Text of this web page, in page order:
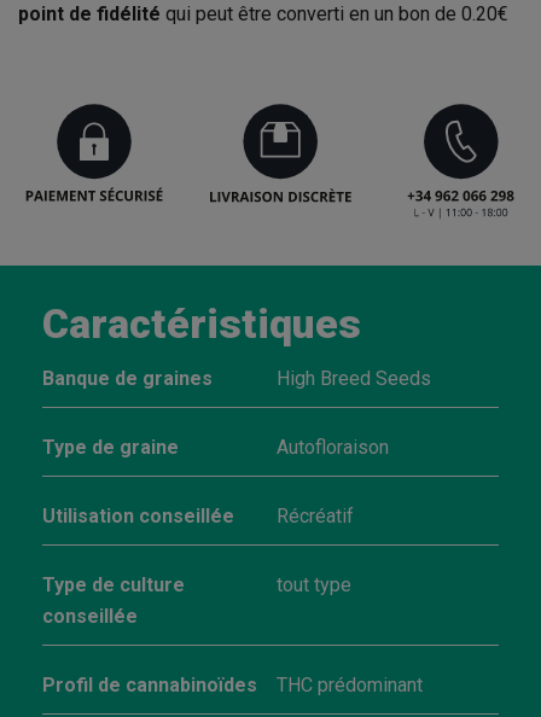
point de fidélité qui peut être converti en un bon de 0.20€
Caractéristiques
Banque de graines High Breed Seeds
Type de graine Autofloraison
Utilisation conseillée Récréatif
Type de culture
conseillée
tout type
Profil de cannabinoïdes THC prédominant